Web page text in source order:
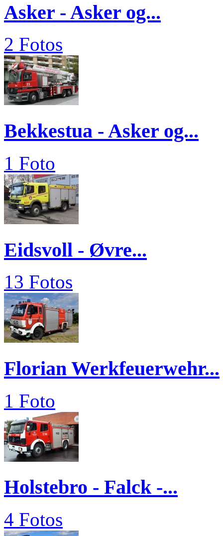
Asker - Asker og...
2 Fotos
Bekkestua - Asker og...
1 Foto
Eidsvoll - Øvre...
13 Fotos
Florian Werkfeuerwehr...
1 Foto
Holstebro - Falck -...
4 Fotos